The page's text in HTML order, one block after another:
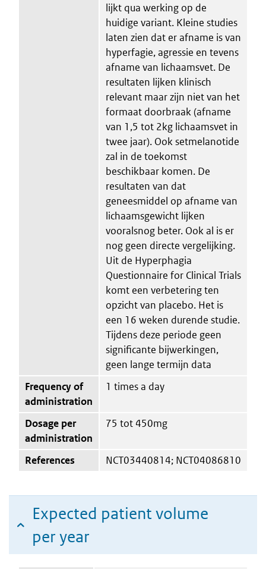
lijkt qua werking op de
huidige variant. Kleine studies
laten zien dat er afname is van
hyperfagie, agressie en tevens
afname van lichaamsvet. De
resultaten lijken klinisch
relevant maar zijn niet van het
formaat doorbraak (afname
van 1,5 tot 2kg lichaamsvet in
twee jaar). Ook setmelanotide
zal in de toekomst
beschikbaar komen. De
resultaten van dat
geneesmiddel op afname van
lichaamsgewicht lijken
vooralsnog beter. Ook al is er
nog geen directe vergelijking.
Uit de Hyperphagia
Questionnaire for Clinical Trials
komt een verbetering ten
opzicht van placebo. Het is
een 16 weken durende studie.
Tijdens deze periode geen
significante bijwerkingen,
geen lange termijn data
Frequency of
administration
1 times a day
Dosage per
administration
75 tot 450mg
References NCT03440814; NCT04086810
Expected patient volume
per year